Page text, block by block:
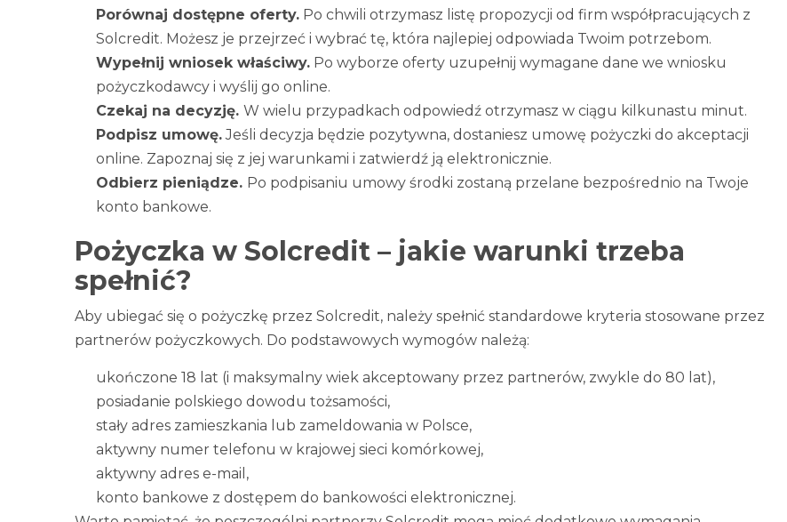
Porównaj dostępne oferty. Po chwili otrzymasz listę propozycji od firm współpracujących z
Solcredit. Możesz je przejrzeć i wybrać tę, która najlepiej odpowiada Twoim potrzebom.
Wypełnij wniosek właściwy. Po wyborze oferty uzupełnij wymagane dane we wniosku
pożyczkodawcy i wyślij go online.
Czekaj na decyzję. W wielu przypadkach odpowiedź otrzymasz w ciągu kilkunastu minut.
Podpisz umowę.Jeśli decyzja będzie pozytywna, dostaniesz umowę pożyczki do akceptacji
online. Zapoznaj się z jej warunkami i zatwierdź ją elektronicznie.
Odbierz pieniądze. Po podpisaniu umowy środki zostaną przelane bezpośrednio na Twoje
konto bankowe.
Pożyczka w Solcredit – jakie warunki trzeba
spełnić?
Aby ubiegać się o pożyczkę przez Solcredit, należy spełnić standardowe kryteria stosowane przez
partnerów pożyczkowych. Do podstawowych wymogów należą:
ukończone 18 lat (i maksymalny wiek akceptowany przez partnerów, zwykle do 80 lat),
posiadanie polskiego dowodu tożsamości,
stały adres zamieszkania lub zameldowania w Polsce,
aktywny numer telefonu w krajowej sieci komórkowej,
aktywny adres e-mail,
konto bankowe z dostępem do bankowości elektronicznej.